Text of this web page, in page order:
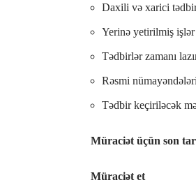
Daxili və xarici
Yerinə yetirilmiş işlər
Tədbirlər zamanı
Rəsmi
Tədbir keçiriləcək
Müraciət üçün son
Müraciət et